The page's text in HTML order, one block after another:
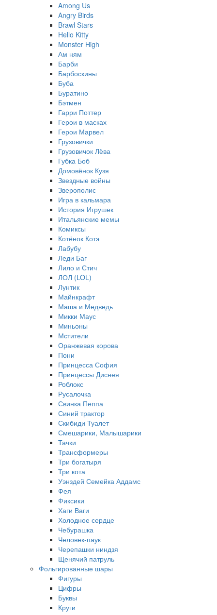
Among Us
Angry Birds
Brawl Stars
Hello Kitty
Monster High
Ам ням
Барби
Барбоскины
Буба
Буратино
Бэтмен
Гарри Поттер
Герои в масках
Герои Марвел
Грузовички
Грузовичок Лёва
Губка Боб
Домовёнок Кузя
Звездные войны
Зверополис
Игра в кальмара
История Игрушек
Итальянские мемы
Комиксы
Котёнок Котэ
Лабубу
Леди Баг
Лило и Стич
ЛОЛ (LOL)
Лунтик
Майнкрафт
Маша и Медведь
Микки Маус
Миньоны
Мстители
Оранжевая корова
Пони
Принцесса София
Принцессы Диснея
Роблокс
Русалочка
Свинка Пеппа
Синий трактор
Скибиди Туалет
Смешарики, Малышарики
Тачки
Трансформеры
Три богатыря
Три кота
Уэнздей Семейка Аддамс
Фея
Фиксики
Хаги Ваги
Холодное сердце
Чебурашка
Человек-паук
Черепашки ниндзя
Щенячий патруль
Фольгированные шары
Фигуры
Цифры
Буквы
Круги